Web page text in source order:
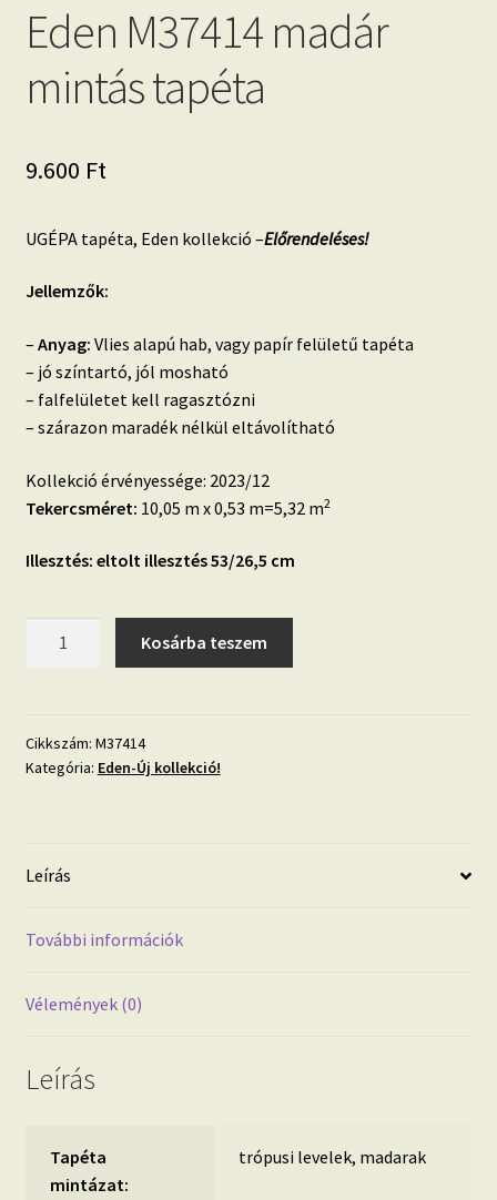
Eden M37414 madár
mintás tapéta
9.600 Ft
UGÉPA tapéta, Eden kollekció –Előrendeléses!
Jellemzők:
– Anyag: Vlies alapú hab, vagy papír felületű tapéta
– jó színtartó, jól mosható
– falfelületet kell ragasztózni
– szárazon maradék nélkül eltávolítható
Kollekció érvényessége: 2023/12
Tekercsméret: 10,05 m x 0,53 m=5,32 m2
Illesztés: eltolt illesztés 53/26,5 cm
tapéta
mennyiség
Kosárba teszem
Cikkszám: M37414
Kategória: Eden-Új kollekció!
Leírás
További információk
Vélemények (0)
Leírás
Tapéta
mintázat:
trópusi levelek, madarak